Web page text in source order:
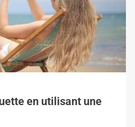
en utilisant une